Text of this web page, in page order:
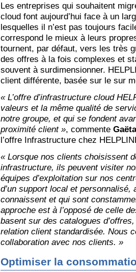
Les entreprises qui souhaitent
cloud font aujourd’hui face à un
lesquelles il n’est pas toujours
correspond le mieux à leurs
tournent, par défaut, vers les très
des offres à la fois complexes et
souvent à surdimensionner.
client différente, basée sur le sur
« L’offre d’infrastructure cloud
valeurs et la même qualité de
notre groupe, et qui se fondent
proximité client », commente
l’offre Infrastructure chez
« Lorsque nos clients choisissent
infrastructure, ils peuvent visiter
équipes d’exploitation sur nos
d’un support local et
connaissent et qui sont
approche est à l’opposé de celle
basent sur des catalogues
relation client standardisée. Nous
collaboration avec nos clients. »
Optimiser la